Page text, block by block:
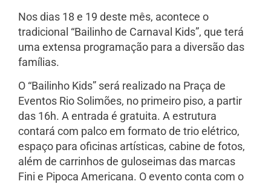
Nos dias 18 e 19 deste mês, acontece o
tradicional “Bailinho de Carnaval Kids”, que terá
uma extensa programação para a diversão das
famílias.
O “Bailinho Kids” será realizado na Praça de
Eventos Rio Solimões, no primeiro piso, a partir
das 16h. A entrada é gratuita. A estrutura
contará com palco em formato de trio elétrico,
espaço para oficinas artísticas, cabine de fotos,
além de carrinhos de guloseimas das marcas
Fini e Pipoca Americana. O evento conta com o